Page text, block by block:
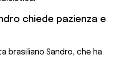
chiede pazienza e
brasiliano Sandro, che ha